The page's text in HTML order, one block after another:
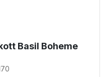
Basil Boheme